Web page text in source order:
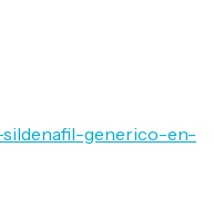
sildenafil-generico-en-